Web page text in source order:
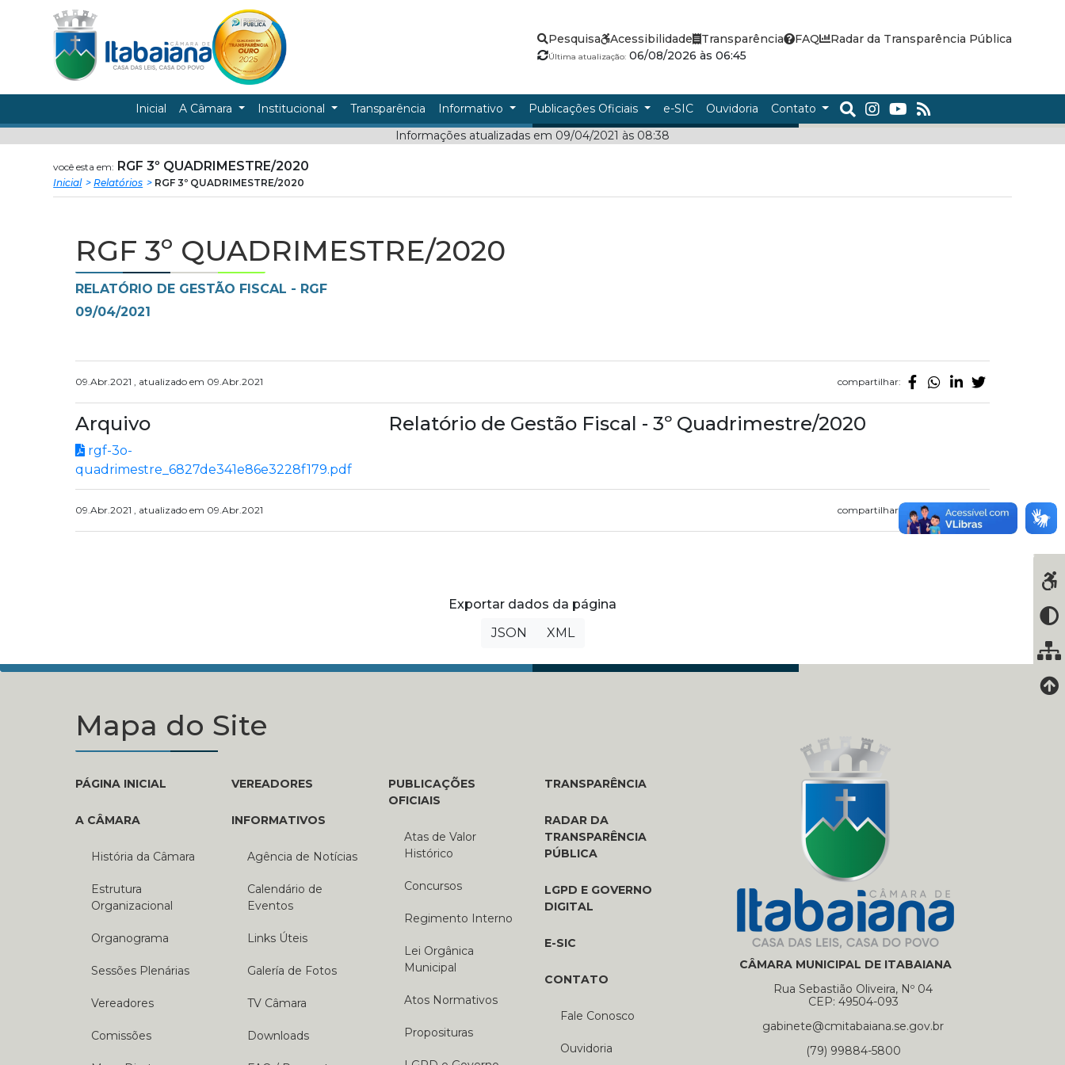
conteudo
Câmara
Municipal
de
Itabaiana
Pesquisa Acessibilidade Transparência FAQ Radar da Transparência Pública
Última atualização:06/08/2026 às 06:45
Inicial A Câmara Institucional Transparência Informativo Publicações Oficiais e-SIC Ouvidoria
Contato
Informações atualizadas em 09/04/2021 às 08:38
você esta em: RGF 3º QUADRIMESTRE/2020
Inicial Relatórios RGF 3º QUADRIMESTRE/2020
RGF 3º QUADRIMESTRE/2020
RELATÓRIO DE GESTÃO FISCAL - RGF
09/04/2021
09.Abr.2021 , atualizado em 09.Abr.2021 compartilhar:
Arquivo
rgf-3o-
quadrimestre_6827de341e86e3228f179.pdf
Relatório de Gestão Fiscal - 3º Quadrimestre/2020
09.Abr.2021 , atualizado em 09.Abr.2021 compartilhar:
Exportar dados da página
JSON
XML
Mapa do Site
PÁGINA INICIAL
A CÂMARA
História da Câmara
Estrutura
Organizacional
Organograma
Sessões Plenárias
Vereadores
Comissões
VEREADORES
INFORMATIVOS
Agência de Notícias
Calendário de
Eventos
Links Úteis
Galería de Fotos
TV Câmara
Downloads
PUBLICAÇÕES
OFICIAIS
Atas de Valor
Histórico
Concursos
Regimento Interno
Lei Orgânica
Municipal
Atos Normativos
Proposituras
TRANSPARÊNCIA
RADAR DA
TRANSPARÊNCIA
PÚBLICA
LGPD E GOVERNO
DIGITAL
E-SIC
CONTATO
Fale Conosco
Ouvidoria
CÂMARA MUNICIPAL DE ITABAIANA
Rua Sebastião Oliveira, Nº 04
CEP: 49504-093
gabinete@cmitabaiana.se.gov.br
(79) 99884-5800